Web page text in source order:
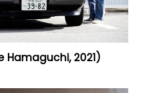
Hamaguchi, 2021)